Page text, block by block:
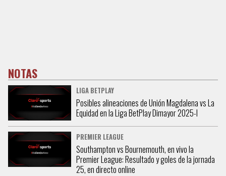
NOTAS
LIGA BETPLAY
Posibles alineaciones de Unión Magdalena vs La
Equidad en la Liga BetPlay Dimayor 2025-l
PREMIER LEAGUE
Southampton vs Bournemouth, en vivo la
Premier League: Resultado y goles de la jornada
25, en directo online